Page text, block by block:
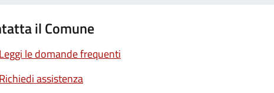
il Comune
le domande frequenti
assistenza